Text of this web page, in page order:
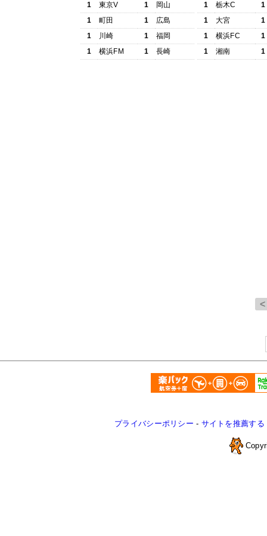
1
東京V 1
岡山
1
町田 1
広島
1
川崎 1
福岡
1
横浜FM 1 長崎
1
栃木C
1
1
大宮
1
1
横浜FC
1
1
湘南 1
プライバシーポリシー - サイトを推薦する